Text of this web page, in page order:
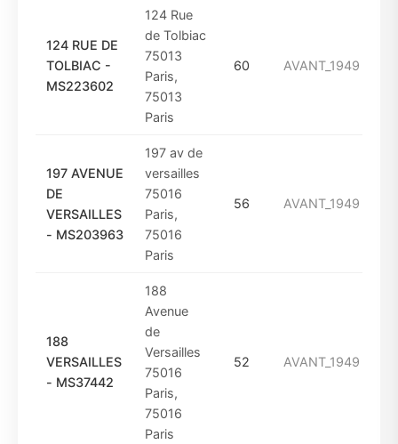
124 RUE DE
TOLBIAC -
MS223602
124 Rue
de Tolbiac
75013
Paris,
75013
Paris
60 AVANT_1949
197 AVENUE
DE
VERSAILLES
- MS203963
197 av de
versailles
75016
Paris,
75016
Paris
56 AVANT_1949
188
VERSAILLES
- MS37442
188
Avenue
de
Versailles
75016
Paris,
75016
Paris
52 AVANT_1949